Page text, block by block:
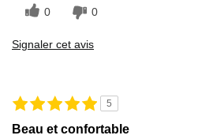
0 0
Signaler cet avis
5
Beau et confortable